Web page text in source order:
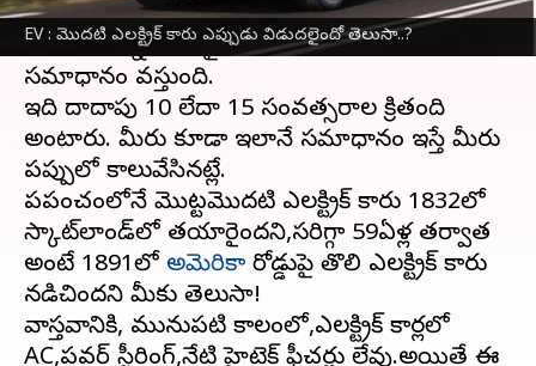
EV : మొదటి ఎలక్ట్రిక్ కారు ఎప్పుడు విడుదలైందో తెలుసా..?
ప్రపంచంలో ఎలక్ట్రిక్ కార్ల చరిత్ర ఎంతో పాతది?ఈ
రోజు ఈ ప్రశ్న ఎవరినైనా అడిగితే అవుననే
సమాధానం వస్తుంది.
ఇది దాదాపు 10 లేదా 15 సంవత్సరాల క్రితంది
అంటారు. మీరు కూడా ఇలానే సమాధానం ఇస్తే మీరు
పప్పులో కాలువేసినట్లే.
ప్రపంచంలోనే మొట్టమొదటి ఎలక్ట్రిక్ కారు 1832లో
స్కాట్‌లాండ్‌లో తయారైందని,సరిగ్గా 59ఏళ్ల తర్వాత
అంటే 1891లో అమెరికా రోడ్డుపై తొలి ఎలక్ట్రిక్ కారు
నడిచిందని మీకు తెలుసా!
వాస్తవానికి, మునుపటి కాలంలో,ఎలక్ట్రిక్ కార్లలో
AC,పవర్ స్టీరింగ్,నేటి హైటెక్ ఫీచర్లు లేవు.అయితే ఈ